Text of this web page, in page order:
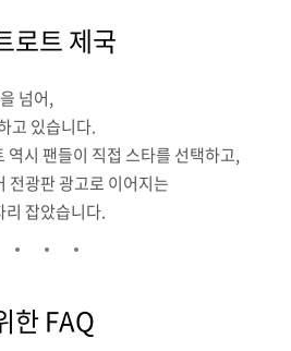
로트 제국
넘어,
고 있습니다.
역시 팬들이 직접 스타를 선택하고,
전광판 광고로 이어지는
리 잡았습니다.
한 FAQ